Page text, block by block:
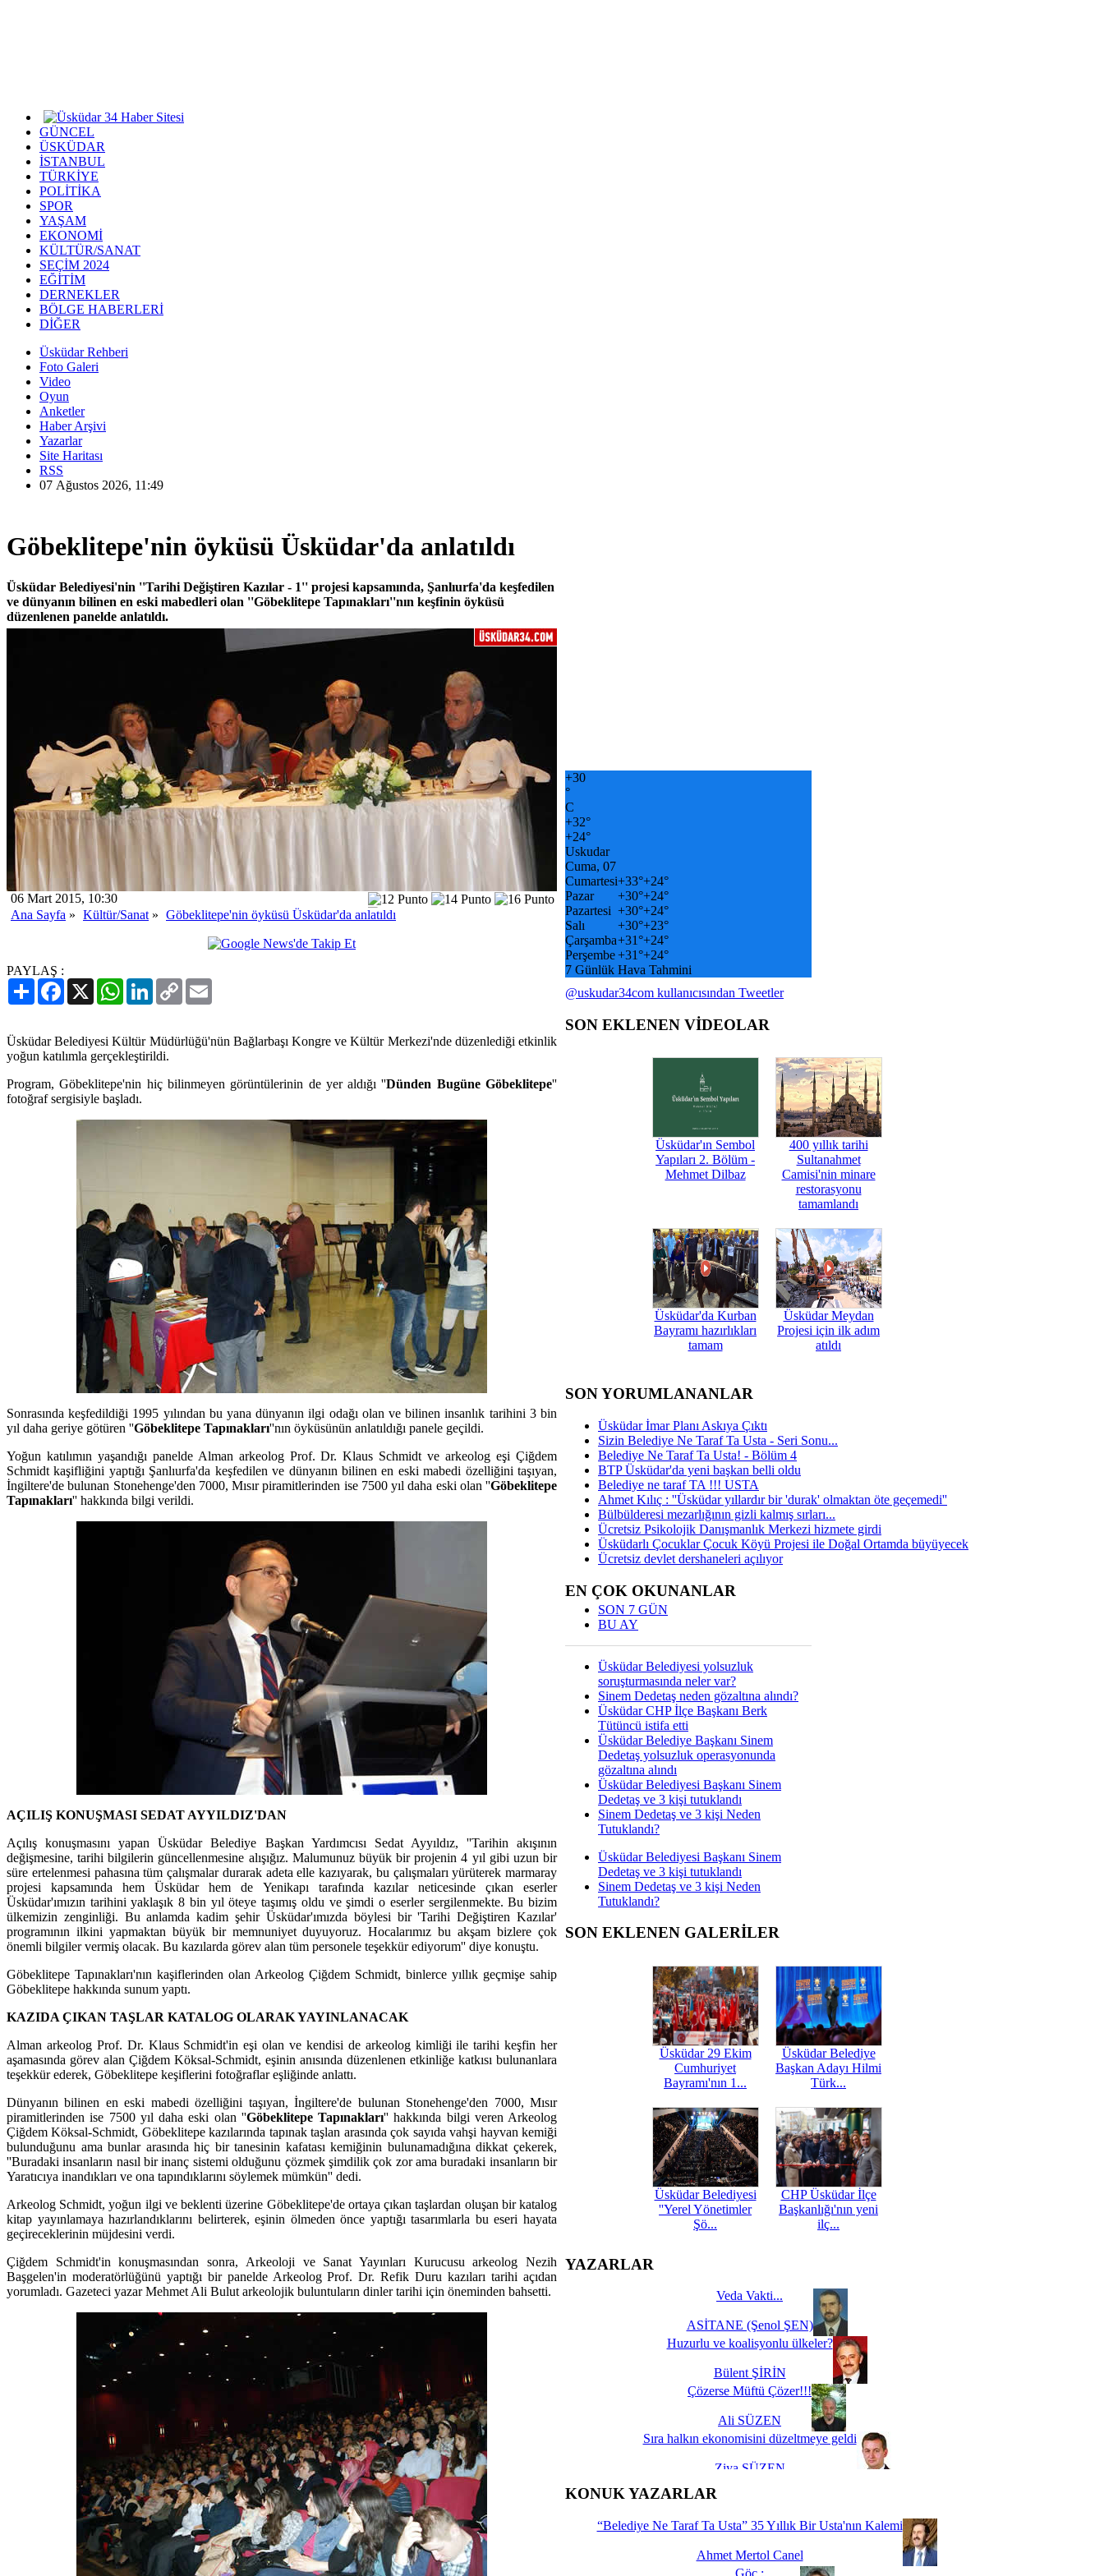
GÜNCEL
ÜSKÜDAR
İSTANBUL
TÜRKİYE
POLİTİKA
SPOR
YAŞAM
EKONOMİ
KÜLTÜR/SANAT
SEÇİM 2024
EĞİTİM
DERNEKLER
BÖLGE HABERLERİ
DİĞER
Üsküdar Rehberi
Foto Galeri
Video
Oyun
Anketler
Haber Arşivi
Yazarlar
Site Haritası
RSS
07 Ağustos 2026, 11:49
Göbeklitepe'nin öyküsü Üsküdar'da anlatıldı
Üsküdar Belediyesi'nin ''Tarihi Değiştiren Kazılar - 1'' projesi kapsamında, Şanlıurfa'da keşfedilen
ve dünyanın bilinen en eski mabedleri olan ''Göbeklitepe Tapınakları''nın keşfinin öyküsü
düzenlenen panelde anlatıldı.
06 Mart 2015, 10:30
Ana Sayfa » Kültür/Sanat » Göbeklitepe'nin öyküsü Üsküdar'da anlatıldı
PAYLAŞ :
PaylaşFacebook
X WhatsAppLinkedIn
Copy
Link
Üsküdar Belediyesi Kültür Müdürlüğü'nün Bağlarbaşı Kongre ve Kültür Merkezi'nde düzenlediği etkinlik
yoğun katılımla gerçekleştirildi.
Program, Göbeklitepe'nin hiç bilinmeyen görüntülerinin de yer aldığı ''Dünden Bugüne Göbeklitepe''
fotoğraf sergisiyle başladı.
Sonrasında keşfedildiği 1995 yılından bu yana dünyanın ilgi odağı olan ve bilinen insanlık tarihini 3 bin
yıl daha geriye götüren ''Göbeklitepe Tapınakları''nın öyküsünün anlatıldığı panele geçildi.
Yoğun katılımın yaşandığı panelde Alman arkeolog Prof. Dr. Klaus Schmidt ve arkeolog eşi Çiğdem
Schmidt kaşifliğini yaptığı Şanlıurfa'da keşfedilen ve dünyanın bilinen en eski mabedi özelliğini taşıyan,
İngiltere'de bulunan Stonehenge'den 7000, Mısır piramitlerinden ise 7500 yıl daha eski olan ''Göbeklitepe
Tapınakları'' hakkında bilgi verildi.
AÇILIŞ KONUŞMASI SEDAT AYYILDIZ'DAN
Açılış konuşmasını yapan Üsküdar Belediye Başkan Yardımcısı Sedat Ayyıldız, ''Tarihin akışının
değişmesine, tarihi bilgilerin güncellenmesine alışığız. Malumunuz büyük bir projenin 4 yıl gibi uzun bir
süre ertelenmesi pahasına tüm çalışmalar durarak adeta elle kazıyarak, bu çalışmaları yürüterek marmaray
projesi kapsamında hem Üsküdar hem de Yenikapı tarafında kazılar neticesinde çıkan eserler
Üsküdar'ımızın tarihini yaklaşık 8 bin yıl öteye taşımış oldu ve şimdi o eserler sergilenmekte. Bu bizim
ülkemizin zenginliği. Bu anlamda kadim şehir Üsküdar'ımızda böylesi bir 'Tarihi Değiştiren Kazılar'
programının ilkini yapmaktan büyük bir memnuniyet duyuyoruz. Hocalarımız bu akşam bizlere çok
önemli bilgiler vermiş olacak. Bu kazılarda görev alan tüm personele teşekkür ediyorum'' diye konuştu.
Göbeklitepe Tapınakları'nın kaşiflerinden olan Arkeolog Çiğdem Schmidt, binlerce yıllık geçmişe sahip
Göbeklitepe hakkında sunum yaptı.
KAZIDA ÇIKAN TAŞLAR KATALOG OLARAK YAYINLANACAK
Alman arkeolog Prof. Dr. Klaus Schmidt'in eşi olan ve kendisi de arkeolog kimliği ile tarihi keşfin her
aşamasında görev alan Çiğdem Köksal-Schmidt, eşinin anısında düzenlenen etkinliğe katkısı bulunanlara
teşekkür ederek, Göbeklitepe keşiflerini fotoğraflar eşliğinde anlattı.
Dünyanın bilinen en eski mabedi özelliğini taşıyan, İngiltere'de bulunan Stonehenge'den 7000, Mısır
piramitlerinden ise 7500 yıl daha eski olan ''Göbeklitepe Tapınakları'' hakkında bilgi veren Arkeolog
Çiğdem Köksal-Schmidt, Göbeklitepe kazılarında tapınak taşlan arasında çok sayıda vahşi hayvan kemiği
bulunduğunu ama bunlar arasında hiç bir tanesinin kafatası kemiğinin bulunamadığına dikkat çekerek,
''Buradaki insanların nasıl bir inanç sistemi olduğunu çözmek şimdilik çok zor ama buradaki insanların bir
Yaratıcıya inandıkları ve ona tapındıklarını söylemek mümkün'' dedi.
Arkeolog Schmidt, yoğun ilgi ve beklenti üzerine Göbeklitepe'de ortaya çıkan taşlardan oluşan bir katalog
kitap yayınlamaya hazırlandıklarını belirterek, eşinin ölmeden önce yaptığı tasarımlarla bu eseri hayata
geçireceklerinin müjdesini verdi.
Çiğdem Schmidt'in konuşmasından sonra, Arkeoloji ve Sanat Yayınları Kurucusu arkeolog Nezih
Başgelen'in moderatörlüğünü yaptığı bir panelde Arkeolog Prof. Dr. Refik Duru kazıları tarihi açıdan
yorumladı. Gazeteci yazar Mehmet Ali Bulut arkeolojik buluntuların dinler tarihi için öneminden bahsetti.
+30
°
C
+32°
+24°
Uskudar
Cuma, 07
Cumartesi+33°+24°
Pazar
+30°+24°
Pazartesi +30°+24°
Salı
+30°+23°
Çarşamba+31°+24°
Perşembe+31°+24°
7 Günlük Hava Tahmini
@uskudar34com kullanıcısından Tweetler
SON EKLENEN VİDEOLAR
Üsküdar'ın Sembol
Yapıları 2. Bölüm -
Mehmet Dilbaz
400 yıllık tarihi
Sultanahmet
Camisi'nin minare
restorasyonu
tamamlandı
Üsküdar'da Kurban
Bayramı hazırlıkları
tamam
Üsküdar Meydan
Projesi için ilk adım
atıldı
SON YORUMLANANLAR
Üsküdar İmar Planı Askıya Çıktı
Sizin Belediye Ne Taraf Ta Usta - Seri Sonu...
Belediye Ne Taraf Ta Usta! - Bölüm 4
BTP Üsküdar'da yeni başkan belli oldu
Belediye ne taraf TA !!! USTA
Ahmet Kılıç : ''Üsküdar yıllardır bir 'durak' olmaktan öte geçemedi''
Bülbülderesi mezarlığının gizli kalmış sırları...
Ücretsiz Psikolojik Danışmanlık Merkezi hizmete girdi
Üsküdarlı Çocuklar Çocuk Köyü Projesi ile Doğal Ortamda büyüyecek
Ücretsiz devlet dershaneleri açılıyor
EN ÇOK OKUNANLAR
SON 7 GÜN
BU AY
Üsküdar Belediyesi yolsuzluk
soruşturmasında neler var?
Sinem Dedetaş neden gözaltına alındı?
Üsküdar CHP İlçe Başkanı Berk
Tütüncü istifa etti
Üsküdar Belediye Başkanı Sinem
Dedetaş yolsuzluk operasyonunda
gözaltına alındı
Üsküdar Belediyesi Başkanı Sinem
Dedetaş ve 3 kişi tutuklandı
Sinem Dedetaş ve 3 kişi Neden
Tutuklandı?
Üsküdar Belediyesi Başkanı Sinem
Dedetaş ve 3 kişi tutuklandı
Sinem Dedetaş ve 3 kişi Neden
Tutuklandı?
SON EKLENEN GALERİLER
Üsküdar 29 Ekim
Cumhuriyet
Bayramı'nın 1...
Üsküdar Belediye
Başkan Adayı Hilmi
Türk...
Üsküdar Belediyesi
''Yerel Yönetimler
Şö...
CHP Üsküdar İlçe
Başkanlığı'nın yeni
ilç...
YAZARLAR
Veda Vakti...
ASİTANE (Şenol ŞEN)
Huzurlu ve koalisyonlu ülkeler?
Bülent ŞİRİN
Çözerse Müftü Çözer!!!
Ali SÜZEN
Sıra halkın ekonomisini düzeltmeye geldi
Ziya SÜZEN
İşte Biz buyuz...
KONUK YAZARLAR
“Belediye Ne Taraf Ta Usta” 35 Yıllık Bir Usta'nın Kalemi
Ahmet Mertol Canel
Göç ;